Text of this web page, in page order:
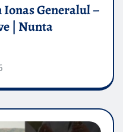
Generalul –
| Nunta